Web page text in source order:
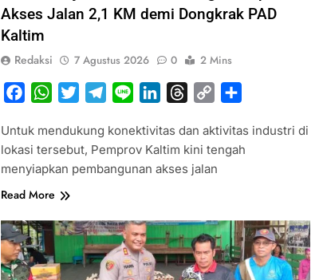
Akses Jalan 2,1 KM demi Dongkrak PAD
Kaltim
Redaksi 7 Agustus 2026 0 2 Mins
FacebookWhatsApp
TwitterTelegram
Line LinkedInThreads
Copy
Untuk mendukung konektivitas dan aktivitas industri di
lokasi tersebut, Pemprov Kaltim kini tengah
menyiapkan pembangunan akses jalan
Read More